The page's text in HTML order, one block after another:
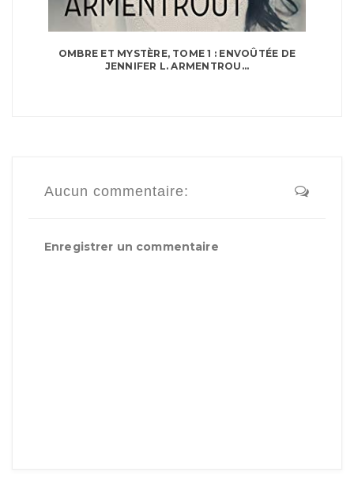
OMBRE ET MYSTÈRE, TOME 1 : ENVOÛTÉE DE
JENNIFER L. ARMENTROU...
Aucun commentaire:
Enregistrer un commentaire